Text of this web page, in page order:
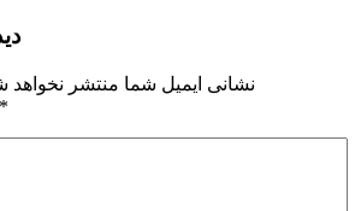
نشانی ایمیل شما منتشر نخواهد
*